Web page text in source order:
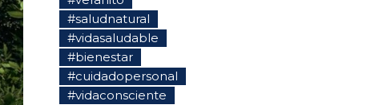
#saludnatural
#vidasaludable
#bienestar
#cuidadopersonal
#vidaconsciente